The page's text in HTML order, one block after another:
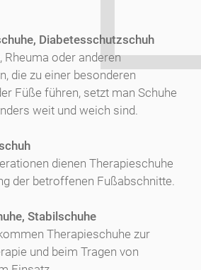
Diabetesschutzschuh
Rheuma oder anderen
die zu einer besonderen
Füße führen, setzt man Schuhe
weit und weich sind.
dienen Therapieschuhe
der betroffenen Fußabschnitte.
Stabilschuhe
Therapieschuhe zur
und beim Tragen von